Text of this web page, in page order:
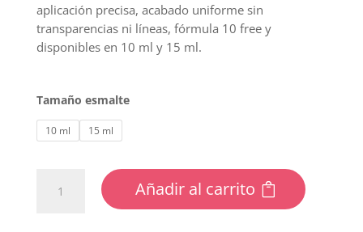
aplicación precisa, acabado uniforme sin
transparencias ni líneas, fórmula 10 free y
disponibles en 10 ml y 15 ml.
Tamaño esmalte
10 ml 15 ml
Esmalte
Semipermanente
Añadir al carrito